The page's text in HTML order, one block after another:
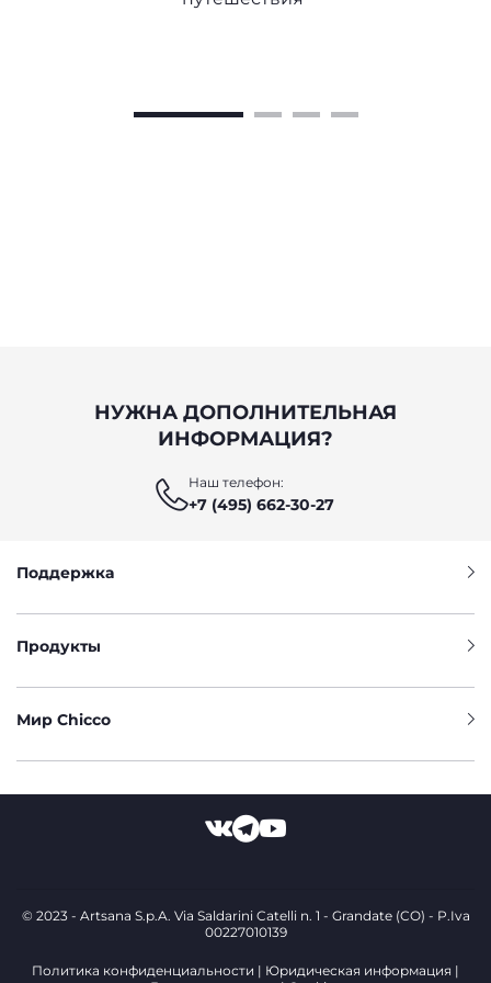
НУЖНА ДОПОЛНИТЕЛЬНАЯ
ИНФОРМАЦИЯ?
Наш телефон:
+7 (495) 662-30-27
Поддержка
Продукты
Мир Chicco
© 2023 - Artsana S.p.A. Via Saldarini Catelli n. 1 - Grandate (CO) - P.Iva
00227010139
Политика конфиденциальности
Юридическая информация